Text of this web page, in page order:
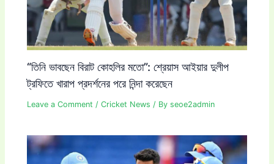
“তিনি ভাবছেন বিরাট কোহলির মতো”: শ্রেয়াস আইয়ার দুলীপ
ট্রফিতে খারাপ প্রদর্শনের পরে নিন্দা করেছেন
Leave a Comment /Cricket News / Byseoe2admin